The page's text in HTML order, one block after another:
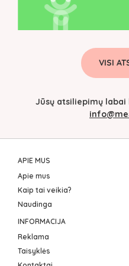
VISI
Jūsų atsiliepimų labai
APIE MUS
Apie mus
Kaip tai veikia?
Naudinga
INFORMACIJA
Reklama
Taisyklės